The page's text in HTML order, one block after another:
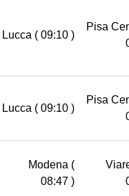
Lucca ( 09:10 )
Pisa
Lucca ( 09:10 )
Pisa
Modena (
08:47 )